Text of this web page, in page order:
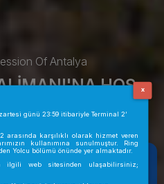
Of Antalya
HOŞ
32°C
günü 23:59 itibariyle Terminal 2’
karşılıklı olarak hizmet veren
kullanımına sunulmuştur. Ring
Yolcu bölümü önünde yer almaktadır.
ilgili web sitesinden ulaşabilirsiniz;
x